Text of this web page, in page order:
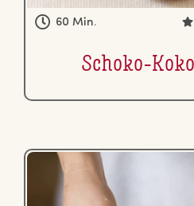
60 Min.
Schoko-